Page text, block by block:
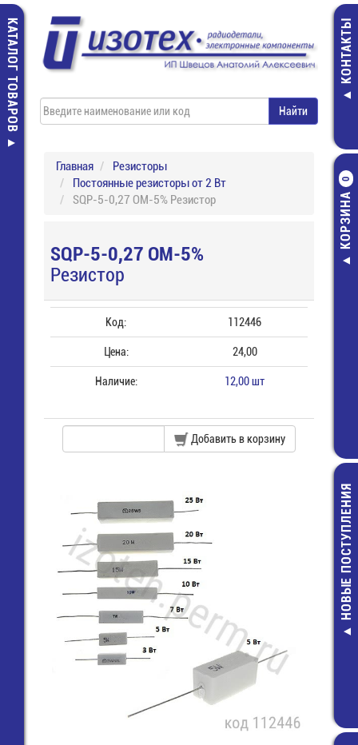
КАТАЛОГ ТОВАРОВ КОНТАКТЫ
КОРЗИНА
0
MF-0,5-2
Резистор
4,00 руб.
НОВЫЕ ПОСТУПЛЕНИЯ
Главная
Резисторы
Постоянные резисторы от 2 Вт
SQP-5-0,27 ОМ-5% Резистор
SQP-5-0,27 ОМ-5%
Резистор
Код: 112446
Цена: 24,00
Наличие: 12,00 шт
Добавить в корзину